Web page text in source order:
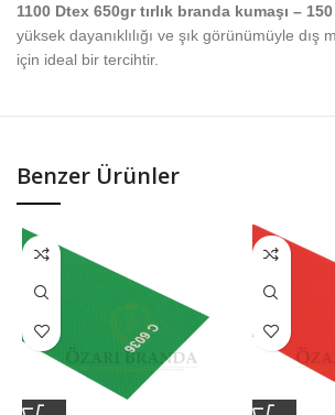
1100 Dtex 650gr tırlık branda kumaşı –
yüksek dayanıklılığı ve şık görünümüyle dış
için ideal bir tercihtir.
Benzer Ürünler